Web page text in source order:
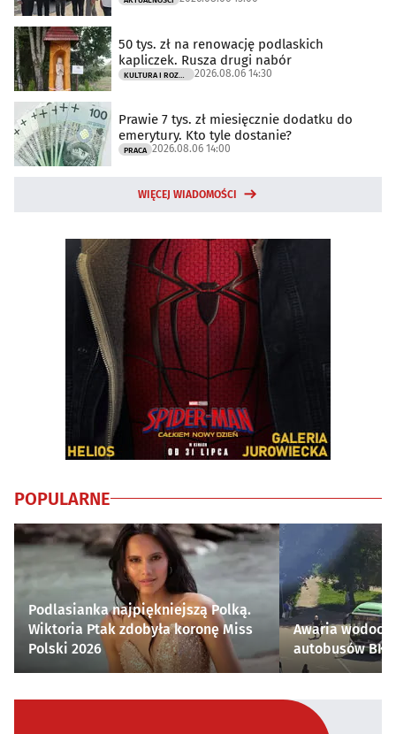
50 tys. zł na renowację podlaskich
kapliczek. Rusza drugi nabór
KULTURA I ROZRYWKA 2026.08.06 14:30
Prawie 7 tys. zł miesięcznie dodatku do
emerytury. Kto tyle dostanie?
PRACA 2026.08.06 14:00
WIĘCEJ WIADOMOŚCI
POPULARNE
Podlasianka najpiękniejszą Polką.
Wiktoria Ptak zdobyła koronę Miss
Polski 2026
Awaria
autobusów